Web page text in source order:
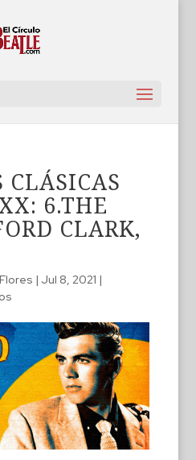
CLÁSICAS
6.THE
CLARK,
| Jul 8, 2021 |